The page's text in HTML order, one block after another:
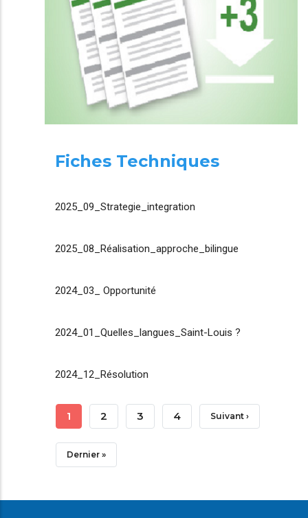
Fiches Techniques
2025_09_Strategie_integration
2025_08_Réalisation_approche_bilingue
2024_03_ Opportunité
2024_01_Quelles_langues_Saint-Louis ?
2024_12_Résolution
Pagination
Page
Courante
1 Page
2 Page
3 Page
4 Page
Suivant ›
Dernière
Dernier »